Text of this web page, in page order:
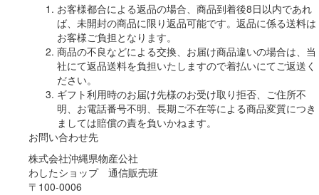
お客様都合による返品の場合、商品到着後8日以内であれ
ば、未開封の商品に限り返品可能です。返品に係る送料は
お客様ご負担となります。
商品の不良などによる交換、お届け商品違いの場合は、当
社にて返品送料を負担いたしますので着払いにてご返送く
ださい。
ギフト利用時のお届け先様のお受け取り拒否、ご住所不
明、お電話番号不明、長期ご不在等による商品変質につき
ましては賠償の責を負いかねます。
お問い合わせ先
株式会社沖縄県物産公社
わしたショップ 通信販売班
〒100-0006